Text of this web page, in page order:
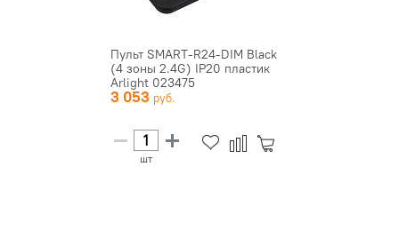
Пульт SMART-R24-DIM Black
(4 зоны 2.4G) IP20 пластик
Arlight 023475
3 053
шт